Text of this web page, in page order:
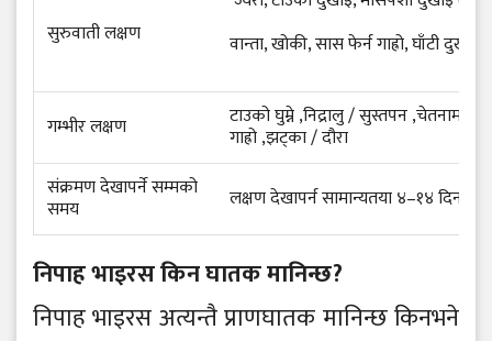
सुरुवाती लक्षण
वान्ता, खोकी, सास फेर्न गाह्रो, घाँटी दुखाइ
गम्भीर लक्षण टाउको घुम्ने ,निद्रालु / सुस्तपन ,चेतनामा
गाह्रो ,झट्का / दौरा
संक्रमण देखापर्ने सम्मको
समय लक्षण देखापर्न सामान्यतया ४–१४ दिन
निपाह भाइरस किन घातक मानिन्छ?
निपाह भाइरस अत्यन्तै प्राणघातक मानिन्छ किनभने